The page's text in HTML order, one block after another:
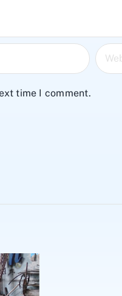
time I comment.